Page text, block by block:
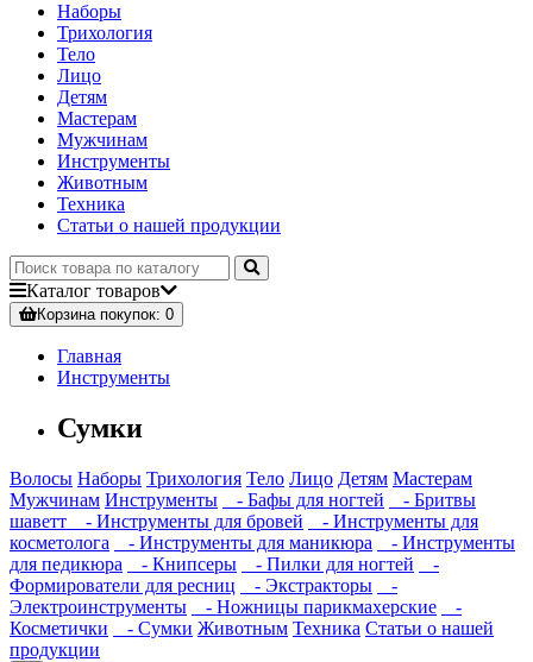
Наборы
Трихология
Тело
Лицо
Детям
Мастерам
Мужчинам
Инструменты
Животным
Техника
Статьи о нашей продукции
Каталог товаров
Корзинапокупок: 0
Главная
Инструменты
Сумки
Волосы Наборы Трихология Тело Лицо Детям Мастерам
Мужчинам Инструменты - Бафы для ногтей
- Бритвы
шаветт
- Инструменты для бровей
- Инструменты для
косметолога
- Инструменты для маникюра
- Инструменты
для педикюра
- Книпсеры - Пилки для ногтей
-
Формирователи для ресниц
- Экстракторы
-
Электроинструменты
- Ножницы парикмахерские
-
Косметички
- Сумки Животным Техника Статьи о нашей
продукции